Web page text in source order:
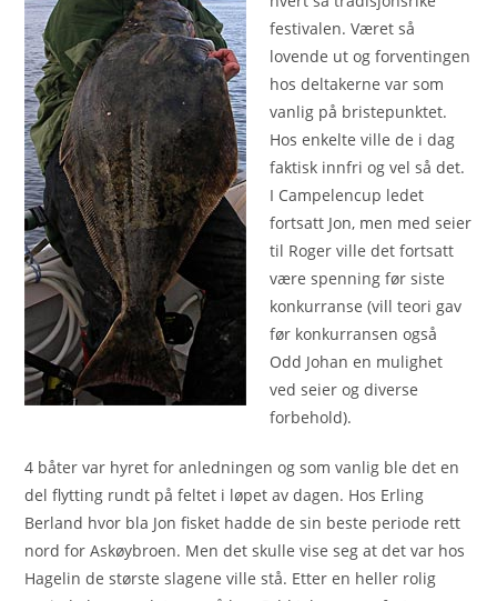
festivalen. Været så
lovende ut og forventingen
hos deltakerne var som
vanlig på bristepunktet.
Hos enkelte ville de i dag
faktisk innfri og vel så det.
I Campelencup ledet
fortsatt Jon, men med seier
til Roger ville det fortsatt
være spenning før siste
konkurranse (vill teori gav
før konkurransen også
Odd Johan en mulighet
ved seier og diverse
forbehold).
4 båter var hyret for anledningen og som vanlig ble det en
del flytting rundt på feltet i løpet av dagen. Hos Erling
Berland hvor bla Jon fisket hadde de sin beste periode rett
nord for Askøybroen. Men det skulle vise seg at det var hos
Hagelin de største slagene ville stå. Etter en heller rolig